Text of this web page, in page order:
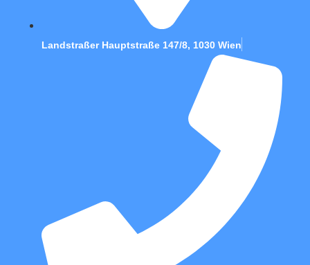
Landstraßer Hauptstraße 147/8, 1030 Wien